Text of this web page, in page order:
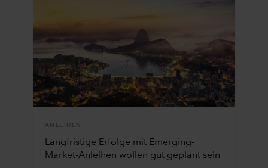
ANLEIHEN
Langfristige Erfolge mit Emerging-
Market-Anleihen wollen gut geplant sein